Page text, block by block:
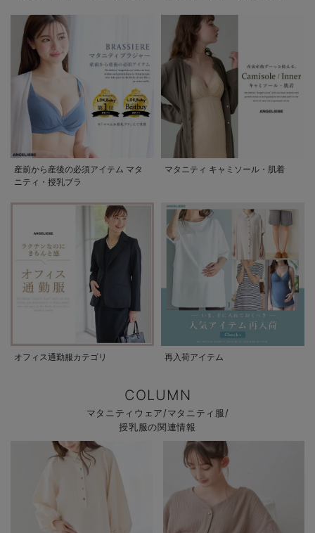
産前から産後の必須アイテム マタ
ニティ・授乳ブラ
マタニティ キャミソール・肌着
オフィス通勤服カテゴリ 再入荷アイテム
COLUMN
マタニティウェア/マタニティ服/
授乳服の関連情報